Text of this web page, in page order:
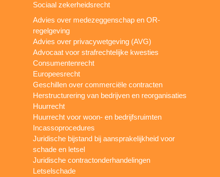
Sociaal zekerheidsrecht
Advies over medezeggenschap en OR-
regelgeving
Advies over privacywetgeving (AVG)
Advocaat voor strafrechtelijke kwesties
Consumentenrecht
Europeesrecht
Geschillen over commerciële contracten
Herstructurering van bedrijven en reorganisaties
Huurrecht
Huurrecht voor woon- en bedrijfsruimten
Incassoprocedures
Juridische bijstand bij aansprakelijkheid voor
schade en letsel
Juridische contractonderhandelingen
Letselschade